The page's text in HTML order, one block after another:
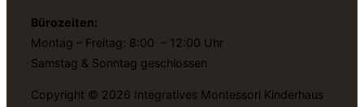
Bürozeiten:
Montag – Freitag: 8:00 – 12:00 Uhr
Samstag & Sonntag geschlossen
Copyright © 2026 Integratives Montessori Kinderhaus